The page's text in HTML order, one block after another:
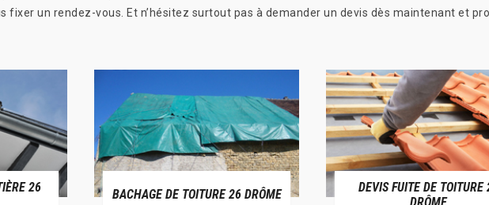
fixer un rendez-vous. Et n’hésitez surtout pas à demander un devis dès maintenant et
BACHAGE DE TOITURE 26 DRÔME
DEVIS FUITE DE TOITURE 26